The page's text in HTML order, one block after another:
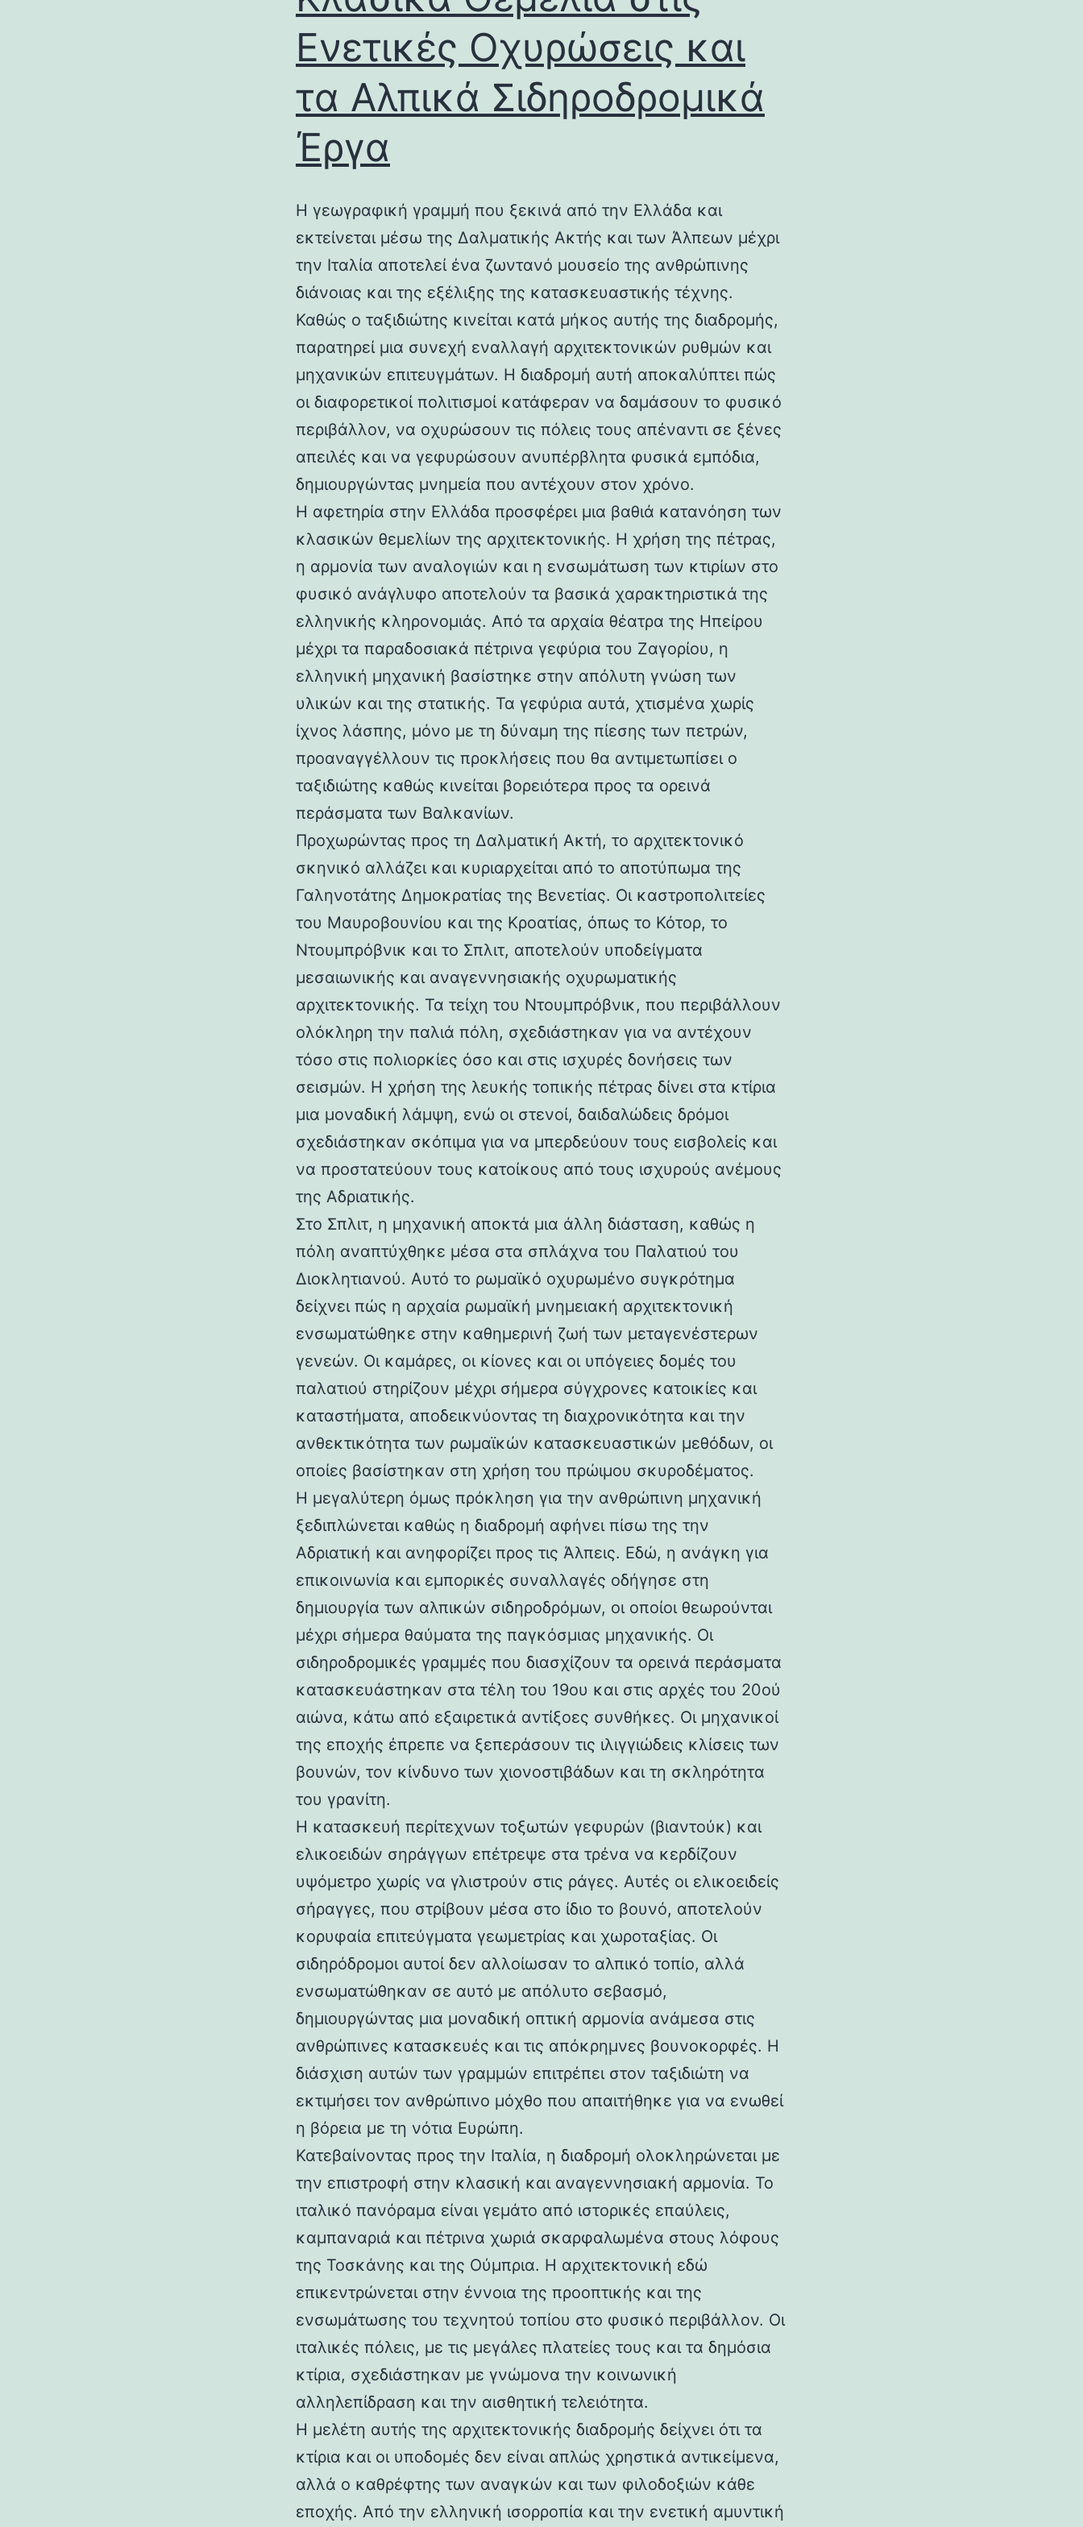
Ενετικές Οχυρώσεις και
τα Αλπικά Σιδηροδρομικά
Έργα
Η γεωγραφική γραμμή που ξεκινά από την Ελλάδα και
εκτείνεται μέσω της Δαλματικής Ακτής και των Άλπεων μέχρι
την Ιταλία αποτελεί ένα ζωντανό μουσείο της ανθρώπινης
διάνοιας και της εξέλιξης της κατασκευαστικής τέχνης.
Καθώς ο ταξιδιώτης κινείται κατά μήκος αυτής της διαδρομής,
παρατηρεί μια συνεχή εναλλαγή αρχιτεκτονικών ρυθμών και
μηχανικών επιτευγμάτων. Η διαδρομή αυτή αποκαλύπτει πώς
οι διαφορετικοί πολιτισμοί κατάφεραν να δαμάσουν το φυσικό
περιβάλλον, να οχυρώσουν τις πόλεις τους απέναντι σε ξένες
απειλές και να γεφυρώσουν ανυπέρβλητα φυσικά εμπόδια,
δημιουργώντας μνημεία που αντέχουν στον χρόνο.
Η αφετηρία στην Ελλάδα προσφέρει μια βαθιά κατανόηση των
κλασικών θεμελίων της αρχιτεκτονικής. Η χρήση της πέτρας,
η αρμονία των αναλογιών και η ενσωμάτωση των κτιρίων στο
φυσικό ανάγλυφο αποτελούν τα βασικά χαρακτηριστικά της
ελληνικής κληρονομιάς. Από τα αρχαία θέατρα της Ηπείρου
μέχρι τα παραδοσιακά πέτρινα γεφύρια του Ζαγορίου, η
ελληνική μηχανική βασίστηκε στην απόλυτη γνώση των
υλικών και της στατικής. Τα γεφύρια αυτά, χτισμένα χωρίς
ίχνος λάσπης, μόνο με τη δύναμη της πίεσης των πετρών,
προαναγγέλλουν τις προκλήσεις που θα αντιμετωπίσει ο
ταξιδιώτης καθώς κινείται βορειότερα προς τα ορεινά
περάσματα των Βαλκανίων.
Προχωρώντας προς τη Δαλματική Ακτή, το αρχιτεκτονικό
σκηνικό αλλάζει και κυριαρχείται από το αποτύπωμα της
Γαληνοτάτης Δημοκρατίας της Βενετίας. Οι καστροπολιτείες
του Μαυροβουνίου και της Κροατίας, όπως το Κότορ, το
Ντουμπρόβνικ και το Σπλιτ, αποτελούν υποδείγματα
μεσαιωνικής και αναγεννησιακής οχυρωματικής
αρχιτεκτονικής. Τα τείχη του Ντουμπρόβνικ, που περιβάλλουν
ολόκληρη την παλιά πόλη, σχεδιάστηκαν για να αντέχουν
τόσο στις πολιορκίες όσο και στις ισχυρές δονήσεις των
σεισμών. Η χρήση της λευκής τοπικής πέτρας δίνει στα κτίρια
μια μοναδική λάμψη, ενώ οι στενοί, δαιδαλώδεις δρόμοι
σχεδιάστηκαν σκόπιμα για να μπερδεύουν τους εισβολείς και
να προστατεύουν τους κατοίκους από τους ισχυρούς ανέμους
της Αδριατικής.
Στο Σπλιτ, η μηχανική αποκτά μια άλλη διάσταση, καθώς η
πόλη αναπτύχθηκε μέσα στα σπλάχνα του Παλατιού του
Διοκλητιανού. Αυτό το ρωμαϊκό οχυρωμένο συγκρότημα
δείχνει πώς η αρχαία ρωμαϊκή μνημειακή αρχιτεκτονική
ενσωματώθηκε στην καθημερινή ζωή των μεταγενέστερων
γενεών. Οι καμάρες, οι κίονες και οι υπόγειες δομές του
παλατιού στηρίζουν μέχρι σήμερα σύγχρονες κατοικίες και
καταστήματα, αποδεικνύοντας τη διαχρονικότητα και την
ανθεκτικότητα των ρωμαϊκών κατασκευαστικών μεθόδων, οι
οποίες βασίστηκαν στη χρήση του πρώιμου σκυροδέματος.
Η μεγαλύτερη όμως πρόκληση για την ανθρώπινη μηχανική
ξεδιπλώνεται καθώς η διαδρομή αφήνει πίσω της την
Αδριατική και ανηφορίζει προς τις Άλπεις. Εδώ, η ανάγκη για
επικοινωνία και εμπορικές συναλλαγές οδήγησε στη
δημιουργία των αλπικών σιδηροδρόμων, οι οποίοι θεωρούνται
μέχρι σήμερα θαύματα της παγκόσμιας μηχανικής. Οι
σιδηροδρομικές γραμμές που διασχίζουν τα ορεινά περάσματα
κατασκευάστηκαν στα τέλη του 19ου και στις αρχές του 20ού
αιώνα, κάτω από εξαιρετικά αντίξοες συνθήκες. Οι μηχανικοί
της εποχής έπρεπε να ξεπεράσουν τις ιλιγγιώδεις κλίσεις των
βουνών, τον κίνδυνο των χιονοστιβάδων και τη σκληρότητα
του γρανίτη.
Η κατασκευή περίτεχνων τοξωτών γεφυρών (βιαντούκ) και
ελικοειδών σηράγγων επέτρεψε στα τρένα να κερδίζουν
υψόμετρο χωρίς να γλιστρούν στις ράγες. Αυτές οι ελικοειδείς
σήραγγες, που στρίβουν μέσα στο ίδιο το βουνό, αποτελούν
κορυφαία επιτεύγματα γεωμετρίας και χωροταξίας. Οι
σιδηρόδρομοι αυτοί δεν αλλοίωσαν το αλπικό τοπίο, αλλά
ενσωματώθηκαν σε αυτό με απόλυτο σεβασμό,
δημιουργώντας μια μοναδική οπτική αρμονία ανάμεσα στις
ανθρώπινες κατασκευές και τις απόκρημνες βουνοκορφές. Η
διάσχιση αυτών των γραμμών επιτρέπει στον ταξιδιώτη να
εκτιμήσει τον ανθρώπινο μόχθο που απαιτήθηκε για να ενωθεί
η βόρεια με τη νότια Ευρώπη.
Κατεβαίνοντας προς την Ιταλία, η διαδρομή ολοκληρώνεται με
την επιστροφή στην κλασική και αναγεννησιακή αρμονία. Το
ιταλικό πανόραμα είναι γεμάτο από ιστορικές επαύλεις,
καμπαναριά και πέτρινα χωριά σκαρφαλωμένα στους λόφους
της Τοσκάνης και της Ούμπρια. Η αρχιτεκτονική εδώ
επικεντρώνεται στην έννοια της προοπτικής και της
ενσωμάτωσης του τεχνητού τοπίου στο φυσικό περιβάλλον. Οι
ιταλικές πόλεις, με τις μεγάλες πλατείες τους και τα δημόσια
κτίρια, σχεδιάστηκαν με γνώμονα την κοινωνική
αλληλεπίδραση και την αισθητική τελειότητα.
Η μελέτη αυτής της αρχιτεκτονικής διαδρομής δείχνει ότι τα
κτίρια και οι υποδομές δεν είναι απλώς χρηστικά αντικείμενα,
αλλά ο καθρέφτης των αναγκών και των φιλοδοξιών κάθε
εποχής. Από την ελληνική ισορροπία και την ενετική αμυντική